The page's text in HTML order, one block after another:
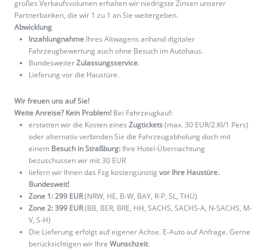
großes Verkaufsvolumen erhalten wir niedrigste Zinsen unserer
Partnerbanken, die wir 1 zu 1 an Sie weitergeben.
Abwicklung
Inzahlungnahme Ihres Altwagens anhand digitaler
Fahrzeugbewertung auch ohne Besuch im Autohaus.
BundesweiterZulassungsservice.
Lieferung vor die Haustüre.
Wir freuen uns auf Sie!
Weite Anreise? Kein Problem! Bei Fahrzeugkauf:
erstatten wir die Kosten eines Zugtickets(max. 30 EUR/2.Kl/1 Pers)
oder alternativ verbinden Sie die Fahrzeugabholung doch mit
einem Besuch in Straßburg: Ihre Hotel-Übernachtung
bezuschussen wir mit 30 EUR
liefern wir Ihnen das Fzg kostengünstig vor Ihre Haustüre.
Bundesweit!
Zone 1: 299 EUR(NRW, HE, B-W, BAY, R-P, SL, THÜ)
Zone 2: 399 EUR(BB, BER, BRE, HH, SACHS, SACHS-A, N-SACHS, M-
V, S-H)
Die Lieferung erfolgt auf eigener Achse. E-Auto auf Anfrage. Gerne
berücksichtigen wir Ihre Wunschzeit.